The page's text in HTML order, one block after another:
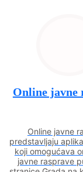
Online javne
Online javne
predstavljaju
koji omogućava
javne rasprave